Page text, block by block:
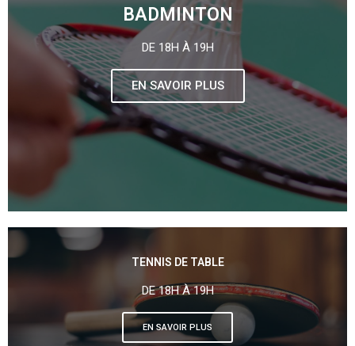
BADMINTON
DE 18H À 19H
EN SAVOIR PLUS
TENNIS DE TABLE
DE 18H À 19H
EN SAVOIR PLUS